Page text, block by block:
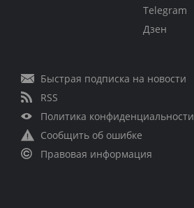
Telegram
Дзен
Быстрая подписка на новости
RSS
Политика конфиденциальности
Сообщить об ошибке
Правовая информация